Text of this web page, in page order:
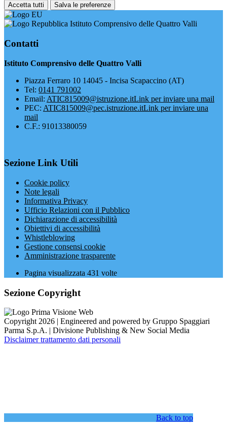
Accetta tutti Salva le preferenze
Istituto Comprensivo delle Quattro Valli
Contatti
Istituto Comprensivo delle Quattro Valli
Piazza Ferraro 10 14045 - Incisa Scapaccino (AT)
Tel: 0141 791002
Email: ATIC815009@istruzione.itLink per inviare una mail
PEC: ATIC815009@pec.istruzione.itLink per inviare una
mail
C.F.: 91013380059
Sezione Link Utili
Cookie policy
Note legali
Informativa Privacy
Ufficio Relazioni con il Pubblico
Dichiarazione di accessibilità
Obiettivi di accessibilità
Whistleblowing
Gestione consensi cookie
Amministrazione trasparente
Pagina visualizzata 431 volte
Sezione Copyright
Copyright 2026 | Engineered and powered by Gruppo Spaggiari
Parma S.p.A. | Divisione Publishing & New Social Media
Disclaimer trattamento dati personali
Back to top